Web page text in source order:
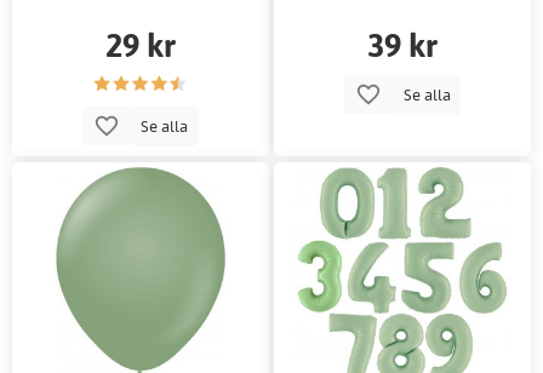
29 kr
Se alla
39 kr
Se alla